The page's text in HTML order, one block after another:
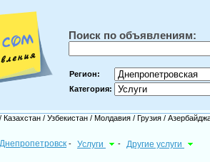
Поиск по объявлениям:
Регион:
Категория:
/ Казахстан / Узбекистан / Молдавия / Грузия /
- Услуги - Другие услуги